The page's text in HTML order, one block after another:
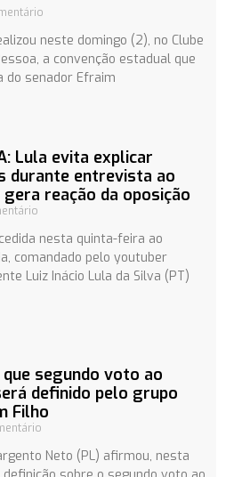
neste domingo (2), no Clube
a convenção estadual que
do senador Efraim
Lula evita explicar
durante entrevista ao
reação da oposição
nesta quinta-feira ao
comandado pelo youtuber
Luiz Inácio Lula da Silva (PT)
segundo voto ao
definido pelo grupo
Filho
Neto (PL) afirmou, nesta